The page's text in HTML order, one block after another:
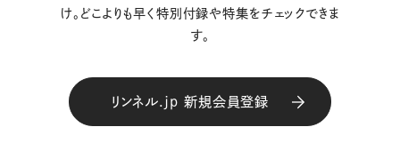
け。どこよりも早く特別付録や特集をチェックできま
す。
リンネル.jp 新規会員登録